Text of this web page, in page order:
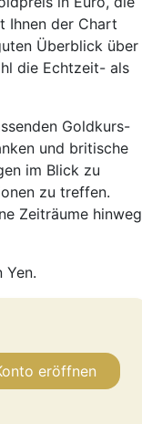
Ihnen der Chart
Überblick über
die Echtzeit- als
Goldkurs-
und britische
im Blick zu
zu treffen.
Zeiträume hinweg
Yen.
eröffnen